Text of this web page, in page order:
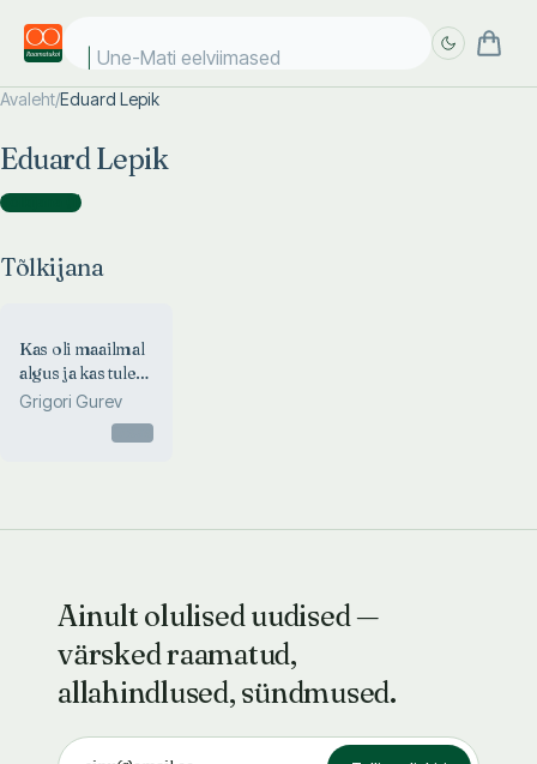
Une-Mati eelviimased k
Avaleht/Eduard Lepik
Eduard Lepik
Tõlkijana )
Tõlkijana
Kas oli maailmal
algus ja kas tuleb
maailma lõpp
Grigori Gurev
Ainult olulised uudised —
värsked raamatud,
allahindlused, sündmused.